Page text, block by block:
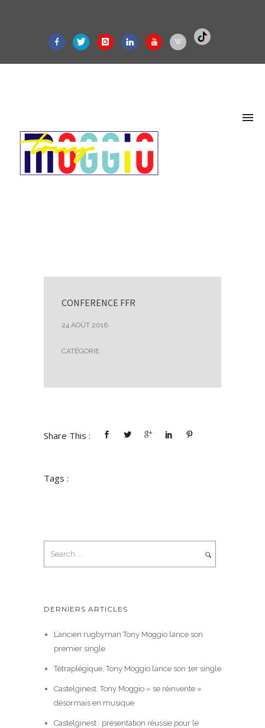
CONFERENCE FFR
24 AOÛT 2016
CATÉGORIE :
Share This :
Tags :
DERNIERS ARTICLES
L’ancien rugbyman Tony Moggio lance son
premier single
Tétraplégique, Tony Moggio lance son 1er single
Castelginest. Tony Moggio « se réinvente »
désormais en musique
Castelginest : présentation réussie pour le